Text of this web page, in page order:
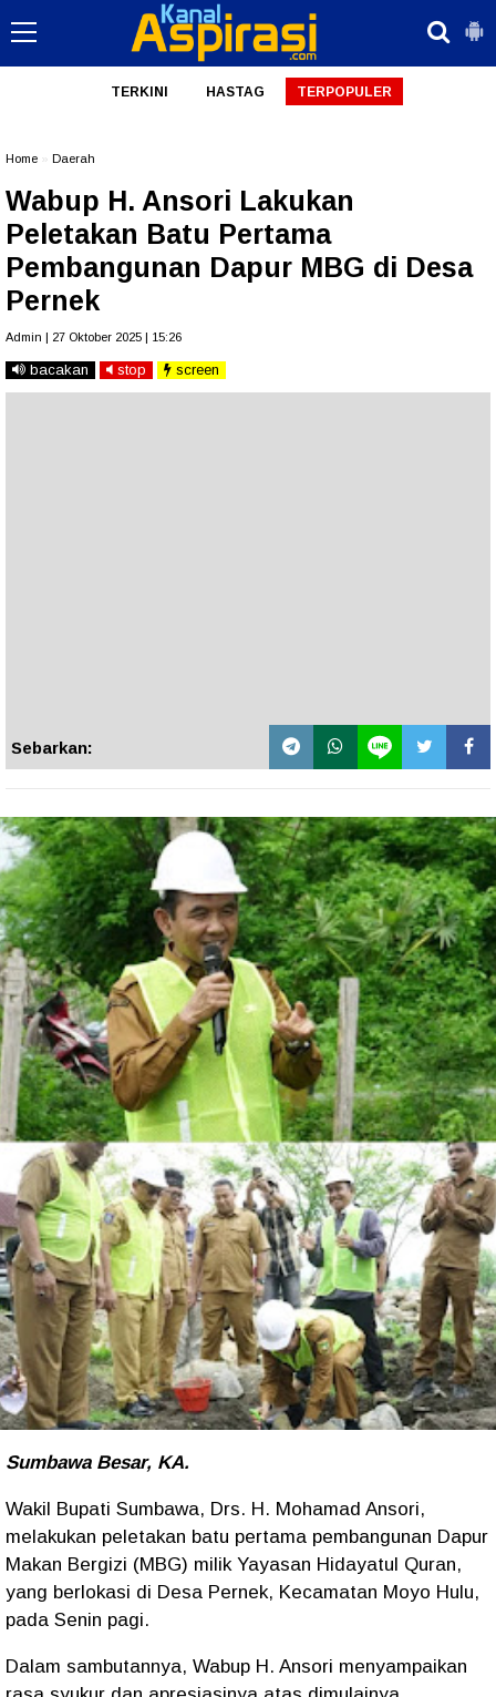
TERKINI HASTAG TERPOPULER
Home Daerah
Wabup H. Ansori Lakukan
Peletakan Batu Pertama
Pembangunan Dapur MBG di Desa
Pernek
Admin | 27 Oktober 2025 | 15:26
bacakan stop screen
Sebarkan:
Sumbawa Besar, KA.
Wakil Bupati Sumbawa, Drs. H. Mohamad Ansori,
melakukan peletakan batu pertama pembangunan Dapur
Makan Bergizi (MBG) milik Yayasan Hidayatul Quran,
yang berlokasi di Desa Pernek, Kecamatan Moyo Hulu,
pada Senin pagi.
Dalam sambutannya, Wabup H. Ansori menyampaikan